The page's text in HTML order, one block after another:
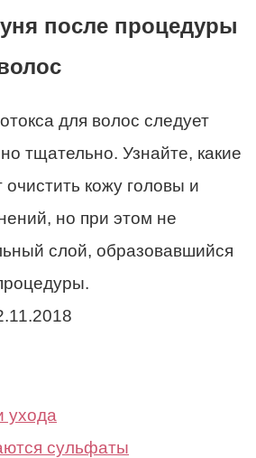
после процедуры
для волос следует
тщательно. Узнайте, какие
очистить кожу головы и
но при этом не
слой, образовавшийся
ухода
сульфаты